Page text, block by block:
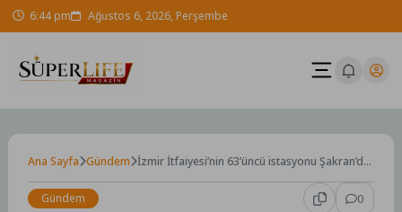
Skip 6:44 pm Ağustos 6, 2026, Perşembe
Ana Sayfa Gündem İzmir İtfaiyesi’nin 63’üncü istasyonu Şakran’da
Gündem
0